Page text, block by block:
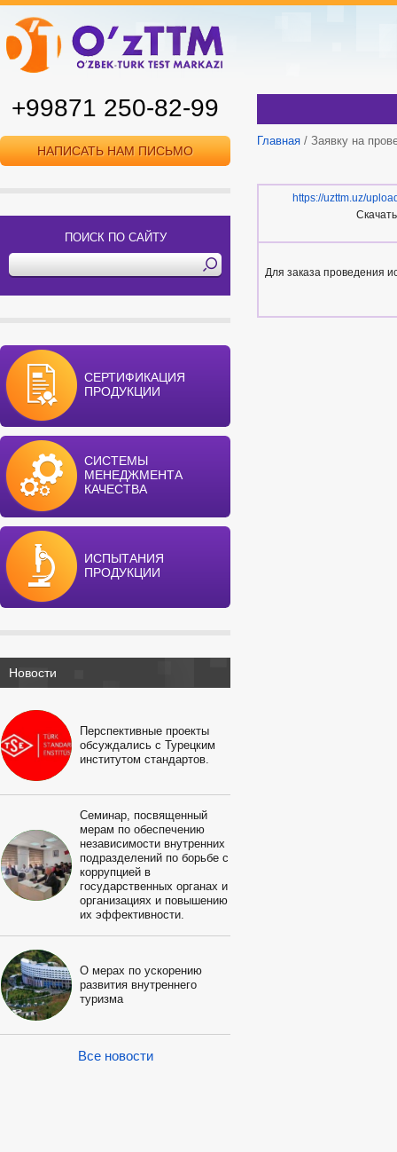
+99871 250-82-99
НАПИСАТЬ НАМ ПИСЬМО
ПОИСК ПО САЙТУ
СЕРТИФИКАЦИЯ
ПРОДУКЦИИ
СИСТЕМЫ
МЕНЕДЖМЕНТА
КАЧЕСТВА
ИСПЫТАНИЯ
ПРОДУКЦИИ
Новости
Перспективные проекты
обсуждались с Турецким
институтом стандартов.
Семинар, посвященный
мерам по обеспечению
независимости внутренних
подразделений по борьбе с
коррупцией в
государственных органах и
организациях и повышению
их эффективности.
О мерах по ускорению
развития внутреннего
туризма
Все новости
Главная / Заявку на
https://uzttm.uz/
Для заказа проведения